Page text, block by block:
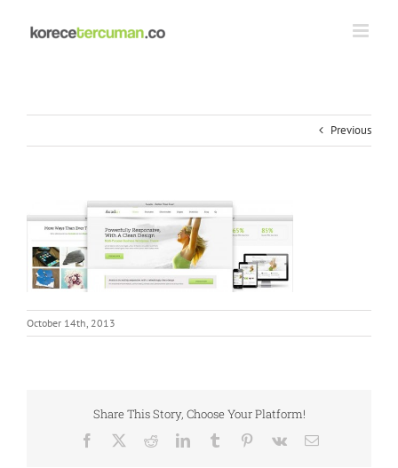
content
Previous
October 14th, 2013
Share This Story, Choose Your Platform!
Facebook RedditLinkedInTumblr Pinterest
Vk Email